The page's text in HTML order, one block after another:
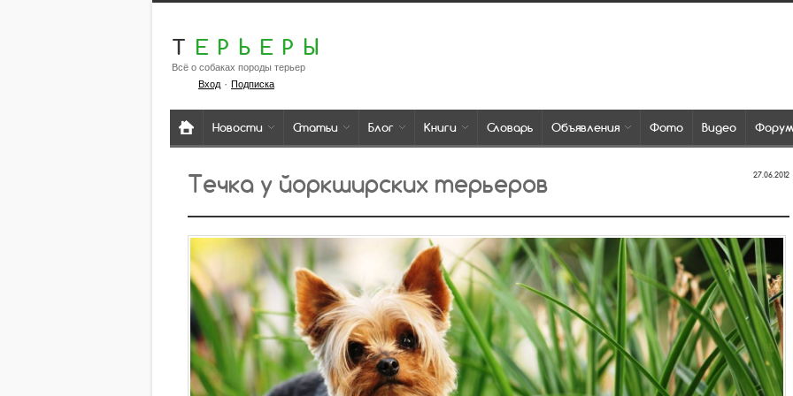
Т ЕРЬЕРЫ
Всё о собаках породы терьер
Вход· Подписка
Новости Статьи Блог Книги Словарь Объявления Фото Видео Форум
27.06.2012
Течка у йоркширских терьеров